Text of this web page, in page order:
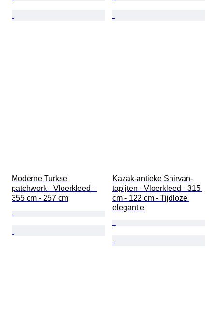
Moderne Turkse
patchwork - Vloerkleed -
355 cm - 257 cm
Kazak-antieke Shirvan-
tapijten - Vloerkleed - 315
cm - 122 cm - Tijdloze
elegantie